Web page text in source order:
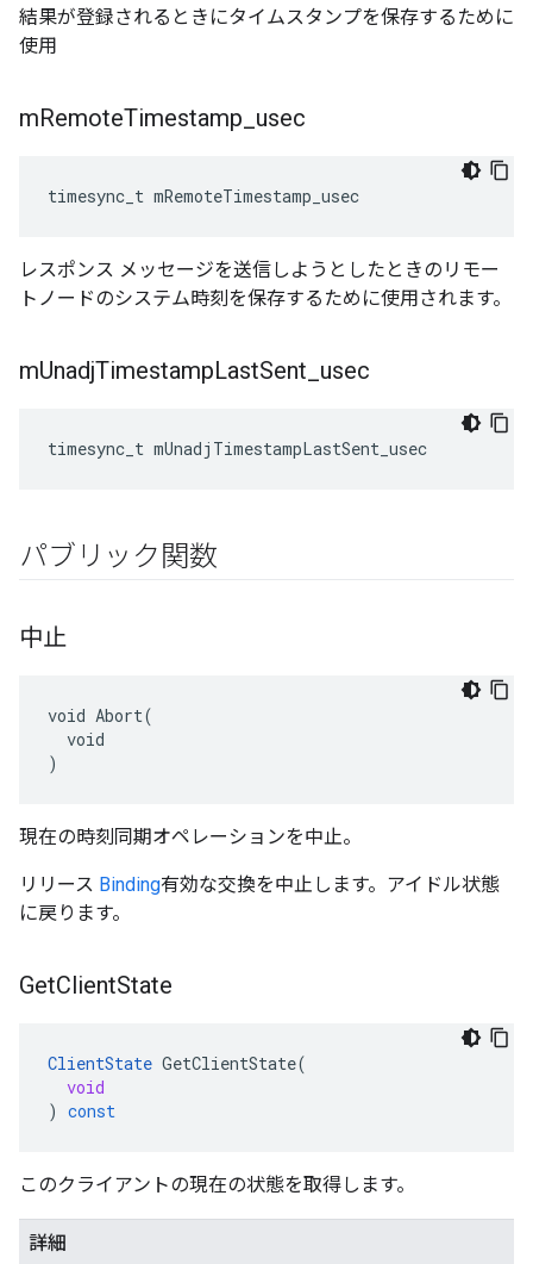
結果が登録されるときにタイムスタンプを保存するために
使用
mRemoteTimestamp usec
timesync_t mRemoteTimestamp_usec
レスポンス メッセージを送信しようとしたときのリモー
トノードのシステム時刻を保存するために使用されます。
mUnadjTimestampLastSent usec
timesync_t mUnadjTimestampLastSent_usec
パブリック関数
中止
void Abort(
  void
)
現在の時刻同期オペレーションを中止。
リリース Binding有効な交換を中止します。アイドル状態
に戻ります。
GetClientState
ClientState GetClientState(
void
) const
このクライアントの現在の状態を取得します。
詳細